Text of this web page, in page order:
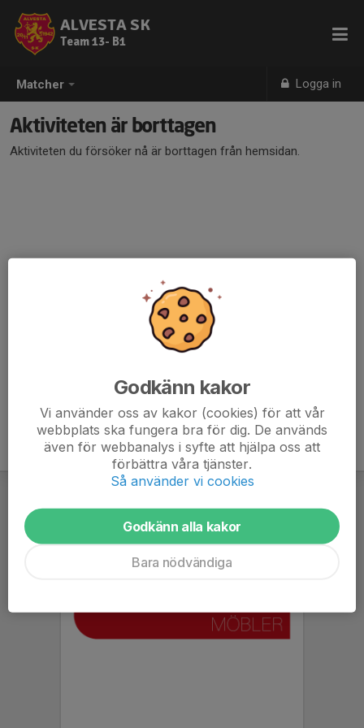
Matcher Logga in
ALVESTA SK
Team 13- B1
Aktiviteten är borttagen
Aktiviteten du försöker nå är borttagen från hemsidan.
Godkänn kakor
Vi använder oss av kakor (cookies) för att vår
webbplats ska fungera bra för dig. De används
även för webbanalys i syfte att hjälpa oss att
förbättra våra tjänster.
Så använder vi cookies
Godkänn alla kakor
Bara nödvändiga